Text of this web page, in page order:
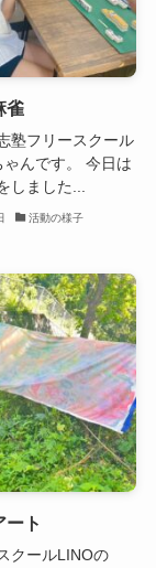
雀
塾フリースクール
んです。 今日は
しました...
活動の様子
ート
クールLINOの